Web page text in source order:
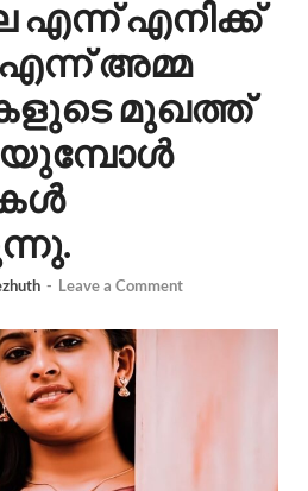
എന്ന് എനിക്ക്
എന്ന് അമ്മ
മുഖത്ത്
- Leave a Comment